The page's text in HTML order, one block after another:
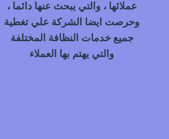
عملائها ، والتي يبحث عنها دائما ،
وحرصت ايضا الشركة علي تغطية
جميع خدمات النظافة المختلفة
والتي يهتم بها العملاء